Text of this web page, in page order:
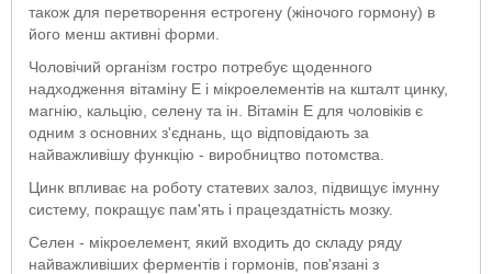
також для перетворення естрогену (жіночого гормону) в
його менш активні форми.
Чоловічий організм гостро потребує щоденного
надходження вітаміну Е і мікроелементів на кшталт цинку,
магнію, кальцію, селену та ін. Вітамін Е для чоловіків є
одним з основних з'єднань, що відповідають за
найважливішу функцію - виробництво потомства.
Цинк впливає на роботу статевих залоз, підвищує імунну
систему, покращує пам'ять і працездатність мозку.
Селен - мікроелемент, який входить до складу ряду
найважливіших ферментів і гормонів, пов'язані з